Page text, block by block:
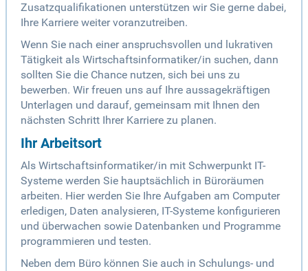
Zusatzqualifikationen unterstützen wir Sie gerne dabei,
Ihre Karriere weiter voranzutreiben.
Wenn Sie nach einer anspruchsvollen und lukrativen
Tätigkeit als Wirtschaftsinformatiker/in suchen, dann
sollten Sie die Chance nutzen, sich bei uns zu
bewerben. Wir freuen uns auf Ihre aussagekräftigen
Unterlagen und darauf, gemeinsam mit Ihnen den
nächsten Schritt Ihrer Karriere zu planen.
Ihr Arbeitsort
Als Wirtschaftsinformatiker/in mit Schwerpunkt IT-
Systeme werden Sie hauptsächlich in Büroräumen
arbeiten. Hier werden Sie Ihre Aufgaben am Computer
erledigen, Daten analysieren, IT-Systeme konfigurieren
und überwachen sowie Datenbanken und Programme
programmieren und testen.
Neben dem Büro können Sie auch in Schulungs- und